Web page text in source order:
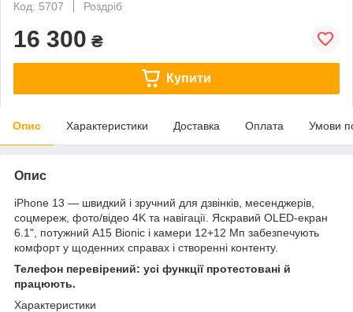
Код: 5707
Роздріб
16 300 ₴
Купити
Опис Характеристики Доставка Оплата Умови
Опис
iPhone 13 — швидкий і зручний для дзвінків, месенджерів,
соцмереж, фото/відео 4K та навігації. Яскравий OLED-екран
6.1", потужний A15 Bionic і камери 12+12 Мп забезпечують
комфорт у щоденних справах і створенні контенту.
Телефон перевірений: усі функції протестовані й
працюють.
Характеристики